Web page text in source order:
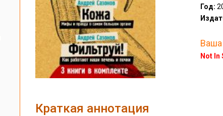
Год:
Ваша
Not In
Краткая аннотация